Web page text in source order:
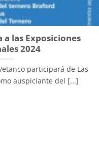
a las Exposiciones
2024
participará de Las
auspiciante del [...]